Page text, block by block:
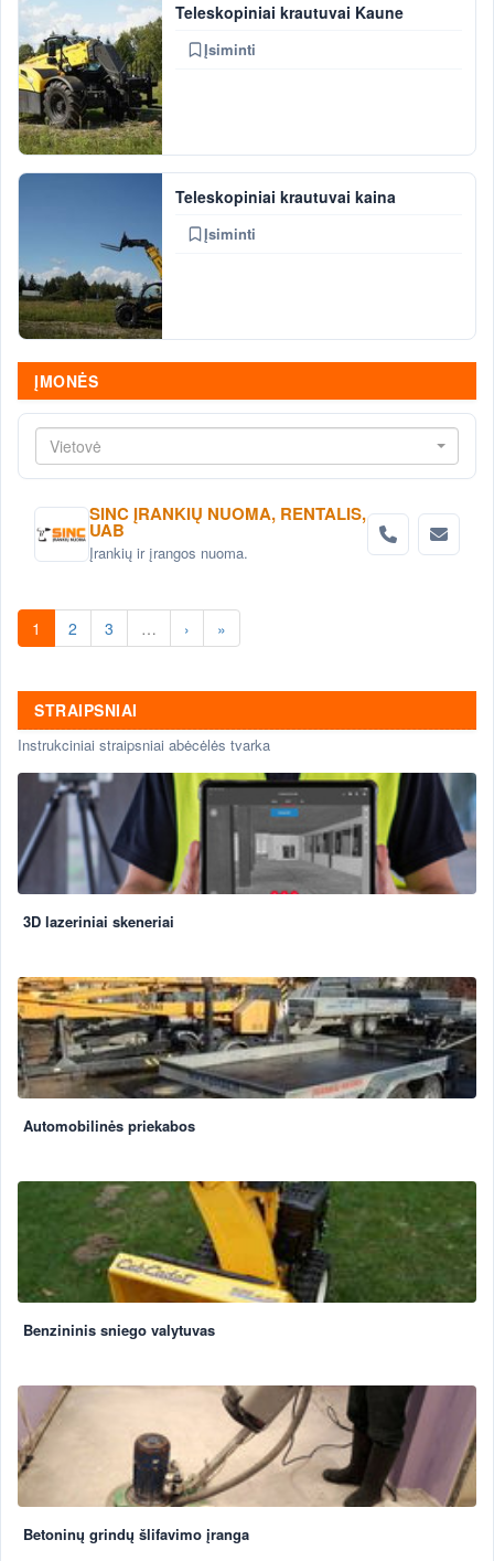
Teleskopiniai krautuvai Kaune
Įsiminti
Teleskopiniai krautuvai kaina
Įsiminti
ĮMONĖS
Vietovė
SINC ĮRANKIŲ NUOMA, RENTALIS,
UAB
Įrankių ir įrangos nuoma.
1 2 3 … › »
STRAIPSNIAI
Instrukciniai straipsniai abėcėlės tvarka
3D lazeriniai skeneriai
Automobilinės priekabos
Benzininis sniego valytuvas
Betoninų grindų šlifavimo įranga